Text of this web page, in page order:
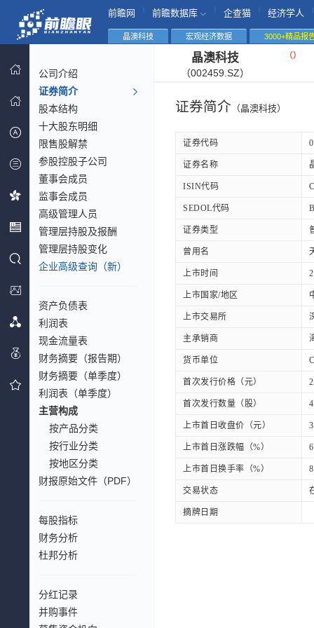
前瞻网 前瞻数据库 企查猫 经济学人
晶澳科技 宏观经济数据 3000+精品报
公司介绍
证券简介
股本结构
十大股东明细
限售股解禁
参股控股子公司
董事会成员
监事会成员
高级管理人员
管理层持股及报酬
管理层持股变化
企业高级查询（新）
资产负债表
利润表
现金流量表
财务摘要（报告期）
财务摘要（单季度）
利润表（单季度）
主营构成
按产品分类
按行业分类
按地区分类
财报原始文件（PDF）
每股指标
财务分析
杜邦分析
分红记录
并购事件
晶澳科技
（002459.SZ）
（）
证券简介 （晶澳科技）
证券代码
证券名称
ISIN代码
SEDOL代码
证券类型
曾用名
上市时间
上市国家/地区
上市交易所
主承销商
货币单位
首次发行价格（元）
首次发行数量（股）
上市首日收盘价（元）
上市首日涨跌幅（%）
上市首日换手率（%）
交易状态
摘牌日期